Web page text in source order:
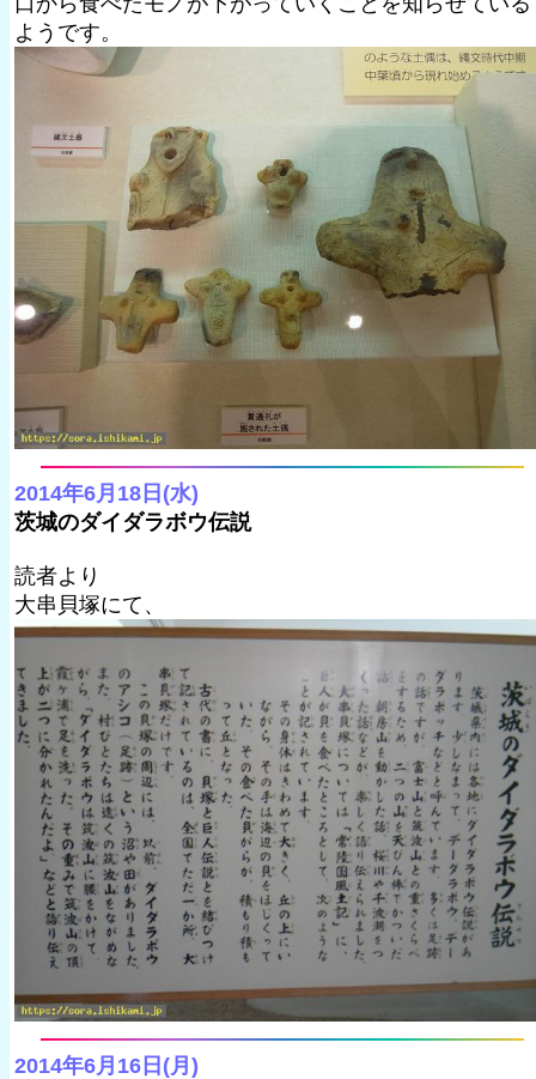
ようです。
2014年6月18日(水)
茨城のダイダラボウ伝説
読者より
大串貝塚にて、
2014年6月16日(月)